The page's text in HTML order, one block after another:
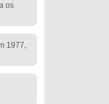
os
1977,